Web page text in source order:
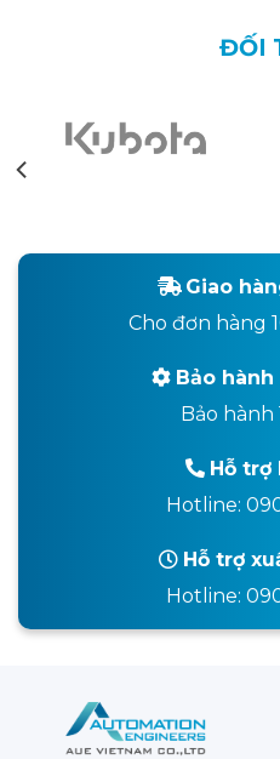
ĐỐI
Giao
Cho đơn hàng
Bảo
Bảo hành
Hỗ trợ
Hotline:
Hỗ trợ
Hotline: